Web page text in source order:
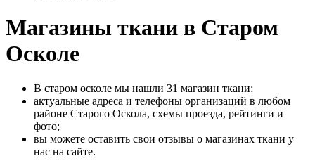
Магазины ткани в Старом
Осколе
В старом осколе мы нашли 31 магазин ткани;
актуальные адреса и телефоны организаций в любом
районе Старого Оскола, схемы проезда, рейтинги и
фото;
вы можете оставить свои отзывы о магазинах ткани у
нас на сайте.